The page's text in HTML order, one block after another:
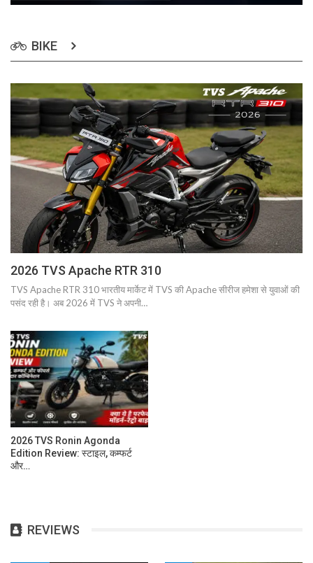
BIKE
2026 TVS Apache RTR 310
TVS Apache RTR 310 भारतीय मार्केट में TVS की Apache सीरीज हमेशा से युवाओं की
पसंद रही है। अब 2026 में TVS ने अपनी…
2026 TVS Ronin Agonda
Edition Review: स्टाइल, कम्फर्ट
और…
REVIEWS